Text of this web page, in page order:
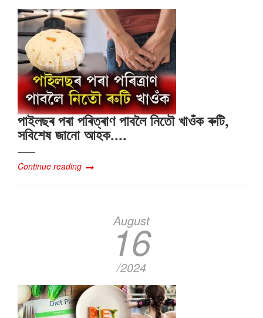
পাইলছৰ পৰা পৰিত্ৰাণ পাবলৈ নিতৌ খাওঁক ৰুটি,
সবিশেষ জানো আহক....
Continue reading
August
16
/2024